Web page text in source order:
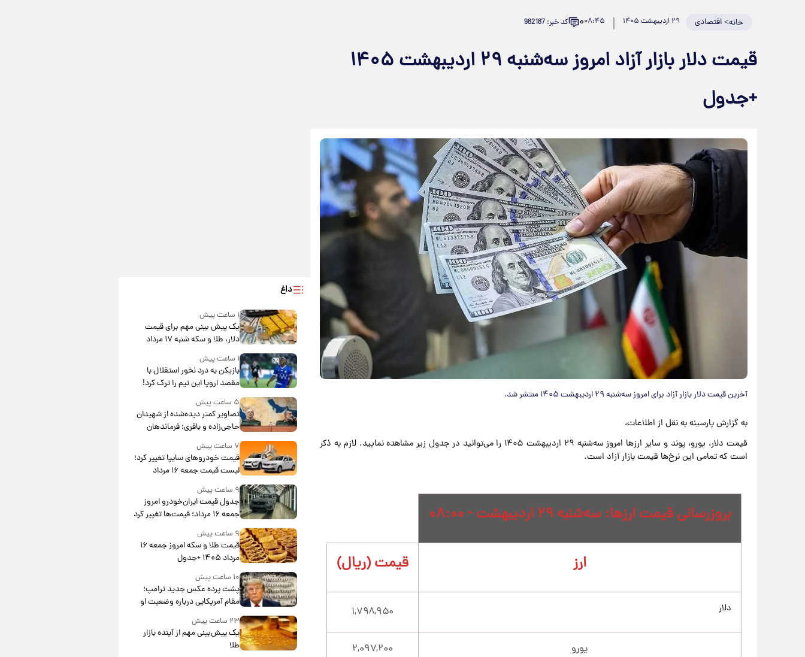
خانه>اقتصادی ۲۹ اردیبهشت ۱۴۰۵ ۰۸:۴۵۰ کد خبر: 982187
قیمت دلار بازار آزاد امروز سه‌شنبه ۲۹ اردیبهشت ۱۴۰۵
+جدول
آخرین قیمت دلار بازار آزاد برای امروز سه‌شنبه ۲۹ اردیبهشت ۱۴۰۵ منتشر شد.
به گزارش پارسینه به نقل از اطلاعات،
قیمت دلار، یورو، پوند و سایر ارزها امروز سه‌شنبه ۲۹ اردیبهشت ۱۴۰۵ را می‌توانید در جدول زیر مشاهده نمایید. لازم به ذکر
است که تمامی این نرخ‌ها قیمت بازار آزاد است.
بروزرسانی قیمت ارزها: سه‌شنبه ۲۹ اردیبهشت - ۰۸:۰۰
ارز قیمت (ریال)
دلار ۱,۷۹۸,۹۵۰
یورو ۲,۰۹۷,۲۰۰
داغ
۱ ساعت پیش
یک پیش ‌بینی مهم برای قیمت
دلار، طلا و سکه شنبه ۱۷ مرداد
۱۴۰۵
۱ ساعت پیش
بازیکن به درد نخور استقلال با
مقصد اروپا این تیم را ترک کرد!
۵ ساعت پیش
تصاویر کمتر دیده‌شده از شهیدان
حاجی‌زاده و باقری؛ فرماندهان
شهید هوافضای ایران
۷ ساعت پیش
قیمت خودروهای سایپا تغییر کرد؛
لیست قیمت جمعه ۱۶ مرداد
۹ ساعت پیش
جدول قیمت ایران‌خودرو امروز
جمعه ۱۶ مرداد؛ قیمت‌ها تغییر کرد
۹ ساعت پیش
قیمت طلا و سکه امروز جمعه ۱۶
مرداد ۱۴۰۵ +جدول
۱۰ ساعت پیش
پشت پرده عکس جدید ترامپ؛
مقام آمریکایی درباره وضعیت او
۲۳ ساعت پیش
یک پیش‌بینی مهم از آینده بازار
طلا